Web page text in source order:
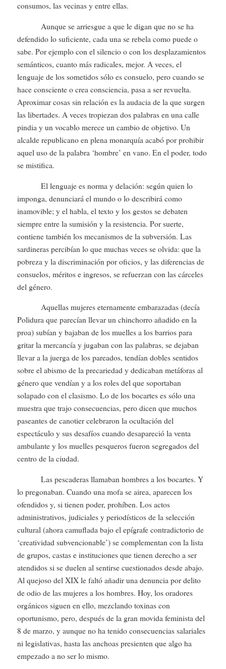
consumos, las vecinas y entre ellas.
Aunque se arriesgue a que le digan que no se ha
defendido lo suficiente, cada una se rebela como puede o
sabe. Por ejemplo con el silencio o con los desplazamientos
semánticos, cuanto más radicales, mejor. A veces, el
lenguaje de los sometidos sólo es consuelo, pero cuando se
hace consciente o crea consciencia, pasa a ser revuelta.
Aproximar cosas sin relación es la audacia de la que surgen
las libertades. A veces tropiezan dos palabras en una calle
pindia y un vocablo merece un cambio de objetivo. Un
alcalde republicano en plena monarquía acabó por prohibir
aquel uso de la palabra ‘hombre’ en vano. En el poder, todo
se mistifica.
El lenguaje es norma y delación: según quien lo
imponga, denunciará el mundo o lo describirá como
inamovible; y el habla, el texto y los gestos se debaten
siempre entre la sumisión y la resistencia. Por suerte,
contiene también los mecanismos de la subversión. Las
sardineras percibían lo que muchas veces se olvida: que la
pobreza y la discriminación por oficios, y las diferencias de
consuelos, méritos e ingresos, se refuerzan con las cárceles
del género.
Aquellas mujeres eternamente embarazadas (decía
Polidura que parecían llevar un chinchorro añadido en la
proa) subían y bajaban de los muelles a los barrios para
gritar la mercancía y jugaban con las palabras, se dejaban
llevar a la juerga de los pareados, tendían dobles sentidos
sobre el abismo de la precariedad y dedicaban metáforas al
género que vendían y a los roles del que soportaban
solapado con el clasismo. Lo de los bocartes es sólo una
muestra que trajo consecuencias, pero dicen que muchos
paseantes de canotier celebraron la ocultación del
espectáculo y sus desafíos cuando desapareció la venta
ambulante y los muelles pesqueros fueron segregados del
centro de la ciudad.
Las pescaderas llamaban hombres a los bocartes. Y
lo pregonaban. Cuando una mofa se airea, aparecen los
ofendidos y, si tienen poder, prohíben. Los actos
administrativos, judiciales y periodísticos de la selección
cultural (ahora camuflada bajo el epígrafe contradictorio de
‘creatividad subvencionable’) se complementan con la lista
de grupos, castas e instituciones que tienen derecho a ser
atendidos si se duelen al sentirse cuestionados desde abajo.
Al quejoso del XIX le faltó añadir una denuncia por delito
de odio de las mujeres a los hombres. Hoy, los oradores
orgánicos siguen en ello, mezclando toxinas con
oportunismo, pero, después de la gran movida feminista del
8 de marzo, y aunque no ha tenido consecuencias salariales
ni legislativas, hasta las anchoas presienten que algo ha
empezado a no ser lo mismo.